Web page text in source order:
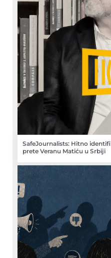
SafeJournalists: Hitno
prete Veranu Matiću u Srbiji